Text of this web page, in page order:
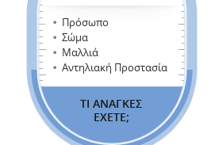
Πρόσωπο
Σώμα
Μαλλιά
Αντηλιακή Προστασία
ΤΙ ΑΝΑΓΚΕΣ
ΕΧΕΤΕ;